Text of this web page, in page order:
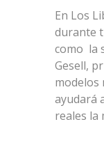
En Los
durante
como la
Gesell,
modelos
ayudará
reales la